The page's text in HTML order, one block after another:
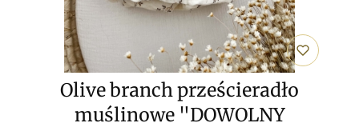
Olive branch prześcieradło
muślinowe "DOWOLNY